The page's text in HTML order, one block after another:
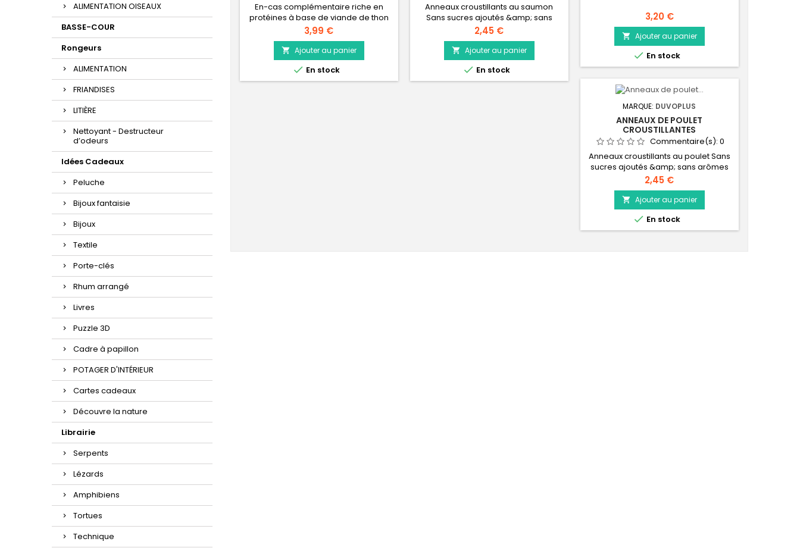
ALIMENTATION OISEAUX
BASSE-COUR
Rongeurs
ALIMENTATION
FRIANDISES
LITIÈRE
Nettoyant - Destructeur
d’odeurs
Idées Cadeaux
Peluche
Bijoux fantaisie
Bijoux
Textile
Porte-clés
Rhum arrangé
Livres
Puzzle 3D
Cadre à papillon
POTAGER D'INTÉRIEUR
Cartes cadeaux
Découvre la nature
Librairie
Serpents
Lézards
Amphibiens
Tortues
Technique
En-cas complémentaire riche en
protéines à base de viande de thon
dans une mousse crémeuse.
Prix
3,99 €
 Ajouter au panier
 En stock
Anneaux croustillants au saumon
Sans sucres ajoutés &amp; sans
arômes artificiels Mâcher soutient
une bonne hygiène dentaire Riche en
protéines animales : bonne
digestibilité Délicieuse collation
Prix
2,45 €
 Ajouter au panier
 En stock
Prix
3,20 €
 Ajouter au panier
 En stock
MARQUE: DUVOPLUS
ANNEAUX DE POULET
CROUSTILLANTES
Commentaire(s):0
Anneaux croustillants au poulet Sans
sucres ajoutés &amp; sans arômes
artificiels Mâcher soutient une bonne
hygiène dentaire Riche en protéines
animales : bonne digestibilité
Délicieuse collation Riche en
protéines animales : bonne
digestibilité
Prix
2,45 €
 Ajouter au panier
 En stock